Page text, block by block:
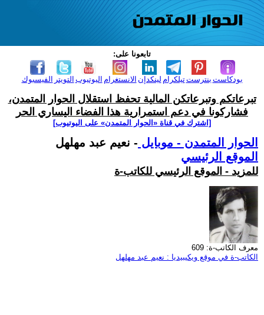
تابعونا على:
الفيسبوك التويتر اليوتيوب الانستغرام لينكدإن تيلكرامبنترست بودكاست
تبرعاتكم وتبرعاتكن المالية تحفظ استقلال الحوار المتمدن،
فشاركونا في دعم استمرارية هذا الفضاء اليساري الحر
[اشترك في قناة ‫«الحوار المتمدن» على اليوتيوب]
الحوار المتمدن - موبايل - نعيم عبد مهلهل
الموقع الرئيسي
للمزيد - الموقع الرئيسي للكاتب-ة
معرف الكاتب-ة: 609
الكاتب-ة في موقع ويكيبيديا : نعيم عبد مهلهل